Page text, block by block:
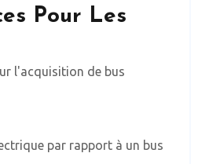
Pour Les
l'acquisition de bus
par rapport à un bus